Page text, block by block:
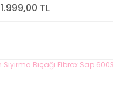
1.999,00 TL